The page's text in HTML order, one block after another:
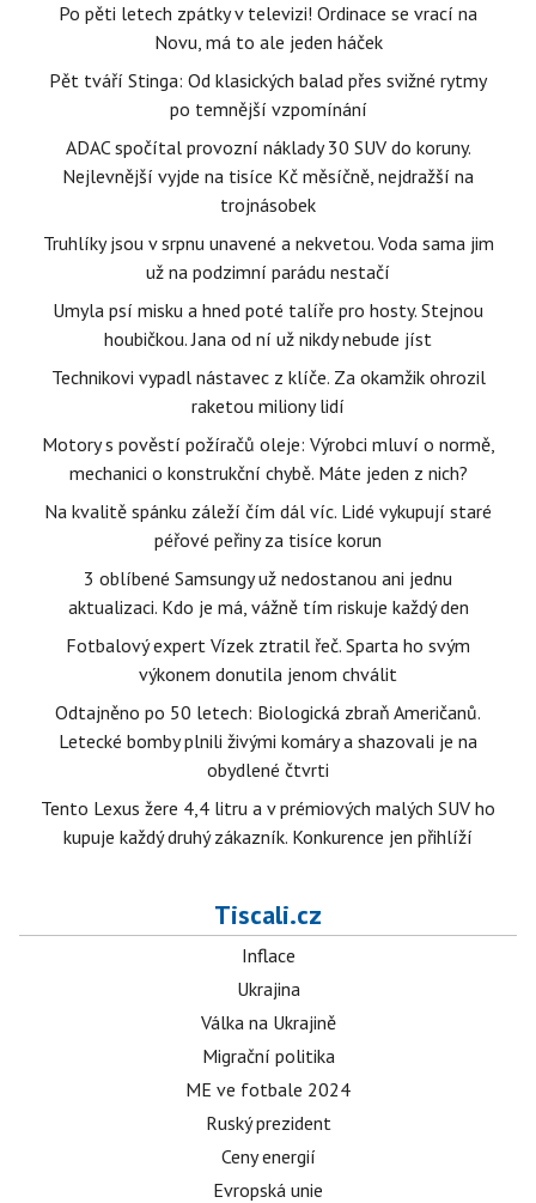
Po pěti letech zpátky v televizi! Ordinace se vrací na
Novu, má to ale jeden háček
Pět tváří Stinga: Od klasických balad přes svižné rytmy
po temnější vzpomínání
ADAC spočítal provozní náklady 30 SUV do koruny.
Nejlevnější vyjde na tisíce Kč měsíčně, nejdražší na
trojnásobek
Truhlíky jsou v srpnu unavené a nekvetou. Voda sama jim
už na podzimní parádu nestačí
Umyla psí misku a hned poté talíře pro hosty. Stejnou
houbičkou. Jana od ní už nikdy nebude jíst
Technikovi vypadl nástavec z klíče. Za okamžik ohrozil
raketou miliony lidí
Motory s pověstí požíračů oleje: Výrobci mluví o normě,
mechanici o konstrukční chybě. Máte jeden z nich?
Na kvalitě spánku záleží čím dál víc. Lidé vykupují staré
péřové peřiny za tisíce korun
3 oblíbené Samsungy už nedostanou ani jednu
aktualizaci. Kdo je má, vážně tím riskuje každý den
Fotbalový expert Vízek ztratil řeč. Sparta ho svým
výkonem donutila jenom chválit
Odtajněno po 50 letech: Biologická zbraň Američanů.
Letecké bomby plnili živými komáry a shazovali je na
obydlené čtvrti
Tento Lexus žere 4,4 litru a v prémiových malých SUV ho
kupuje každý druhý zákazník. Konkurence jen přihlíží
Tiscali.cz
Inflace
Ukrajina
Válka na Ukrajině
Migrační politika
ME ve fotbale 2024
Ruský prezident
Ceny energií
Evropská unie